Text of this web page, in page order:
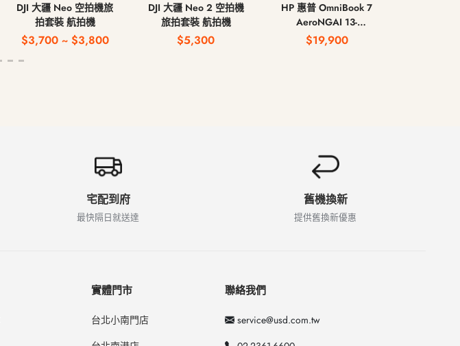
DJI 大疆 Neo 空拍機旅
拍套裝 航拍機
$3,700 ~ $3,800
DJI 大疆 Neo 2 空拍機
旅拍套裝 航拍機
$5,300
HP 惠普 OmniBook 7
AeroNGAI 13-
bg1066AU 13吋 AI 5
$19,900
宅配到府
最快隔日就送達
舊機換新
提供舊換新優惠
實體門市
台北小南門店
聯絡我們
service@usd.com.tw